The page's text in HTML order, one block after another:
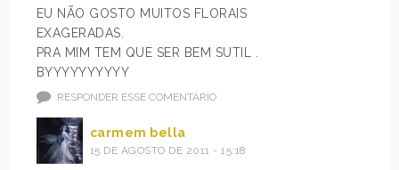
EU NÃO GOSTO MUITOS FLORAIS
EXAGERADAS.
PRA MIM TEM QUE SER BEM SUTIL .
BYYYYYYYYYY
RESPONDER ESSE COMENTÁRIO
carmem bella
15 DE AGOSTO DE 2011 - 15:18